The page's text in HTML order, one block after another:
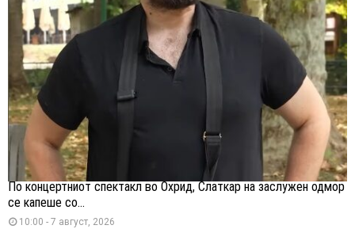
По концертниот спектакл во Охрид, Слаткар на заслужен одмор
се капеше со...
10:00 - 7 август, 2026